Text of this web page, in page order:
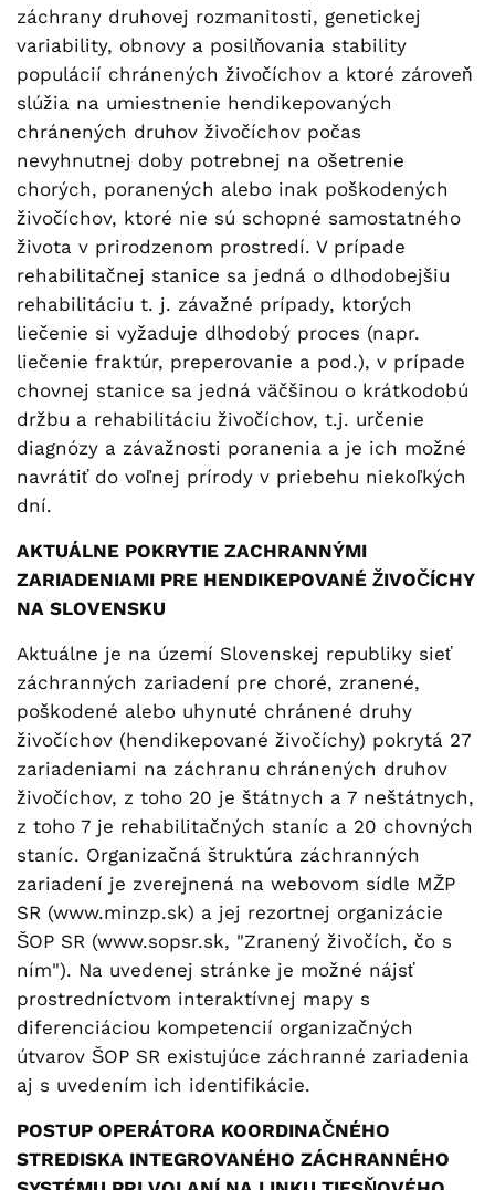
záchrany druhovej rozmanitosti, genetickej
variability, obnovy a posilňovania stability
populácií chránených živočíchov a ktoré zároveň
slúžia na umiestnenie hendikepovaných
chránených druhov živočíchov počas
nevyhnutnej doby potrebnej na ošetrenie
chorých, poranených alebo inak poškodených
živočíchov, ktoré nie sú schopné samostatného
života v prirodzenom prostredí. V prípade
rehabilitačnej stanice sa jedná o dlhodobejšiu
rehabilitáciu t. j. závažné prípady, ktorých
liečenie si vyžaduje dlhodobý proces (napr.
liečenie fraktúr, preperovanie a pod.), v prípade
chovnej stanice sa jedná väčšinou o krátkodobú
držbu a rehabilitáciu živočíchov, t.j. určenie
diagnózy a závažnosti poranenia a je ich možné
navrátiť do voľnej prírody v priebehu niekoľkých
dní.
AKTUÁLNE POKRYTIE ZACHRANNÝMI
ZARIADENIAMI PRE HENDIKEPOVANÉ ŽIVOČÍCHY
NA SLOVENSKU
Aktuálne je na území Slovenskej republiky sieť
záchranných zariadení pre choré, zranené,
poškodené alebo uhynuté chránené druhy
živočíchov (hendikepované živočíchy) pokrytá 27
zariadeniami na záchranu chránených druhov
živočíchov, z toho 20 je štátnych a 7 neštátnych,
z toho 7 je rehabilitačných staníc a 20 chovných
staníc. Organizačná štruktúra záchranných
zariadení je zverejnená na webovom sídle MŽP
SR (www.minzp.sk) a jej rezortnej organizácie
ŠOP SR (www.sopsr.sk, "Zranený živočích, čo s
ním"). Na uvedenej stránke je možné nájsť
prostredníctvom interaktívnej mapy s
diferenciáciou kompetencií organizačných
útvarov ŠOP SR existujúce záchranné zariadenia
aj s uvedením ich identifikácie.
POSTUP OPERÁTORA KOORDINAČNÉHO
STREDISKA INTEGROVANÉHO ZÁCHRANNÉHO